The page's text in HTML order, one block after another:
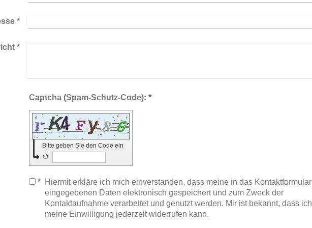
*
*
Captcha (Spam-Schutz-Code): *
Bitte geben Sie den Code ein
↺
*
Hiermit erkläre ich mich einverstanden, dass meine in das Kontaktformular
eingegebenen Daten elektronisch gespeichert und zum Zweck der
Kontaktaufnahme verarbeitet und genutzt werden. Mir ist bekannt, dass ich
meine Einwilligung jederzeit widerrufen kann.